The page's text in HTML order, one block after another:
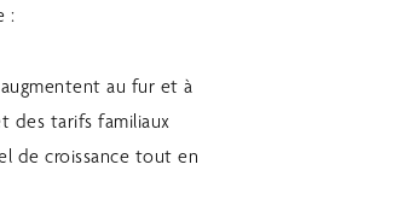
:
au fur et à
des tarifs familiaux
de croissance tout en